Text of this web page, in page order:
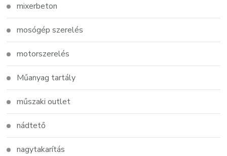
mixerbeton
mosógép szerelés
motorszerelés
Műanyag tartály
műszaki outlet
nádtető
nagytakarítás